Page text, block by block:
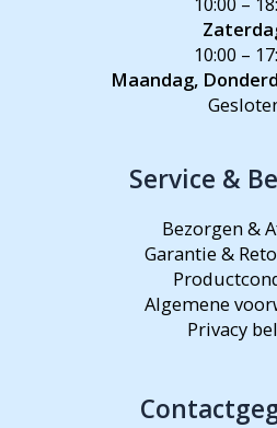
10:00 –
Maandag,
Service &
Bezorgen &
Garantie &
Algemene
Privacy